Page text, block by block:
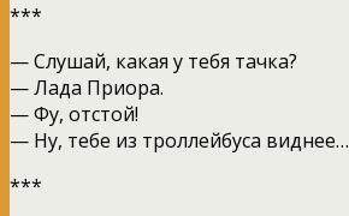
***
— Слушай, какая у тебя тачка?
— Лада Приора.
— Фу, отстой!
— Ну, тебе из троллейбуса виднее…
***